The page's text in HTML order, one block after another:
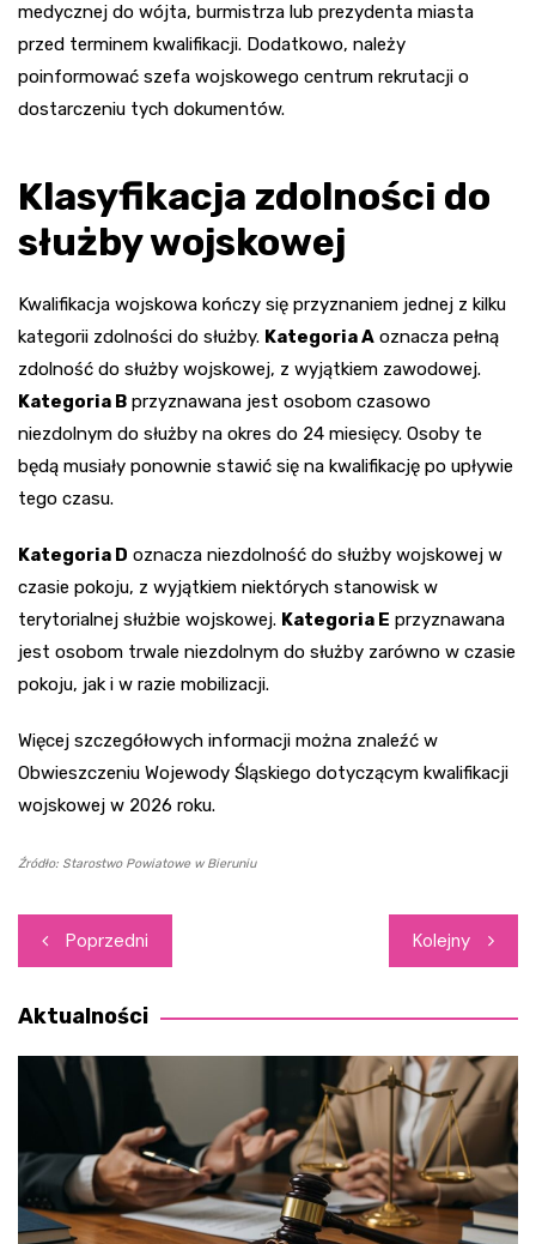
medycznej do wójta, burmistrza lub prezydenta miasta
przed terminem kwalifikacji. Dodatkowo, należy
poinformować szefa wojskowego centrum rekrutacji o
dostarczeniu tych dokumentów.
Klasyfikacja zdolności do
służby wojskowej
Kwalifikacja wojskowa kończy się przyznaniem jednej z kilku
kategorii zdolności do służby. Kategoria A oznacza pełną
zdolność do służby wojskowej, z wyjątkiem zawodowej.
Kategoria B przyznawana jest osobom czasowo
niezdolnym do służby na okres do 24 miesięcy. Osoby te
będą musiały ponownie stawić się na kwalifikację po upływie
tego czasu.
Kategoria D oznacza niezdolność do służby wojskowej w
czasie pokoju, z wyjątkiem niektórych stanowisk w
terytorialnej służbie wojskowej. Kategoria E przyznawana
jest osobom trwale niezdolnym do służby zarówno w czasie
pokoju, jak i w razie mobilizacji.
Więcej szczegółowych informacji można znaleźć w
Obwieszczeniu Wojewody Śląskiego dotyczącym kwalifikacji
wojskowej w 2026 roku.
Źródło: Starostwo Powiatowe w Bieruniu
Nawigacja
wpisu
Poprzedni Kolejny
Aktualności